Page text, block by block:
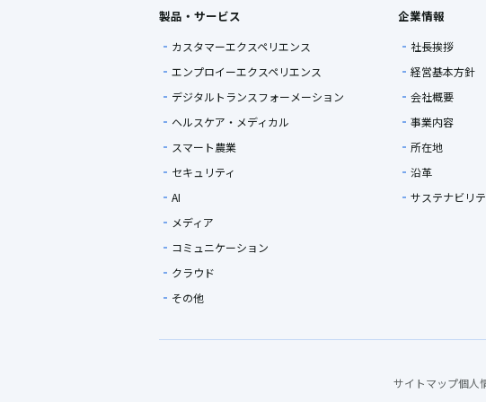
製品・サービス
カスタマーエクスペリエンス
エンプロイーエクスペリエンス
デジタルトランスフォーメーション
ヘルスケア・メディカル
スマート農業
セキュリティ
AI
メディア
コミュニケーション
クラウド
その他
企業情報
社長挨拶
経営基本方針
会社概要
事業内容
所在地
沿革
サステナビリ
サイトマップ個人